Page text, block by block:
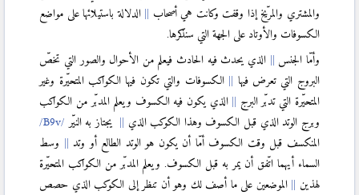
والمشتري والمرّيخ إذا وقفت وكانت هي أصحاب
الدلالة باستيلائها على مواضع
الكسوفات والأوتاد على الجهة التي سنذكرها.
وأمّا الجنس
الذي يحدث فيه الحادث فيعلم من الأحوال والصور التي تخصّ
البروج التي تعرض فيها
الكسوفات والتي تكون فيها الكواكب المتحيّرة وغير
المتحيّرة التي تدبّر البرج
الذي يكون فيه الكسوف ويعلم المدبّر من الكواكب
وبرج الوتد الذي قبل الكسوف وهذا الكوكب الذي
يجتاز به النيّر
المنكسف قبل وقت الكسوف أمّا أن يكون هو الوتد الطالع أو وتد
وسط
السماء أيهما اتّفق أن يمر به قبل الكسوف. ويعلم المدبّر من الكواكب المتحيّرة
لهذين
الموضعين على ما أصف لك وهو أن تنظر إلى الكوكب الذي حصص